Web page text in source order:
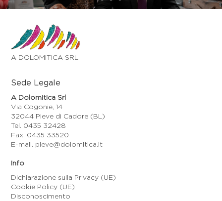
1 2 3
A DOLOMITICA SRL
Sede Legale
A Dolomitica Srl
Via Cogonie, 14
32044 Pieve di Cadore (BL)
Tel. 0435 32428
Fax. 0435 33520
E-mail. pieve@dolomitica.it
Info
Dichiarazione sulla Privacy (UE)
Cookie Policy (UE)
Disconoscimento